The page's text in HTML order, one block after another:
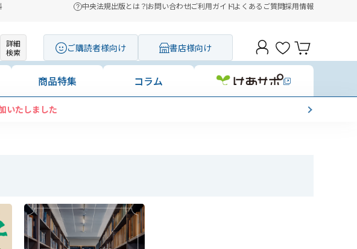
中央法規出版とは？お問い合わせご利用ガイドよくあるご質問採用情報
詳細
検索
ご購読者様向け 書店様向け
商品特集 コラム
いたしました